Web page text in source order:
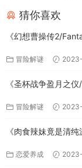
猜你喜欢
《幻想曹操传2/
冒险解谜
《圣杯战争盈月之
冒险解谜
《肉食辣妹竟是清
恋爱养成